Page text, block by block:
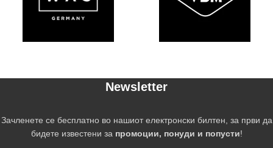
Newsletter
Зачленете се бесплатно во нашиот електронски билтен, за први да
бидете известени за промоции, понуди и попусти!